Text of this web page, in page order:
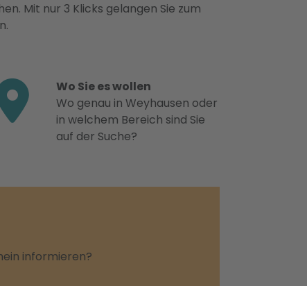
Mit nur 3 Klicks gelangen Sie zum
Wo Sie es wollen
Wo genau in Weyhausen oder
in welchem Bereich sind Sie
auf der Suche?
informieren?